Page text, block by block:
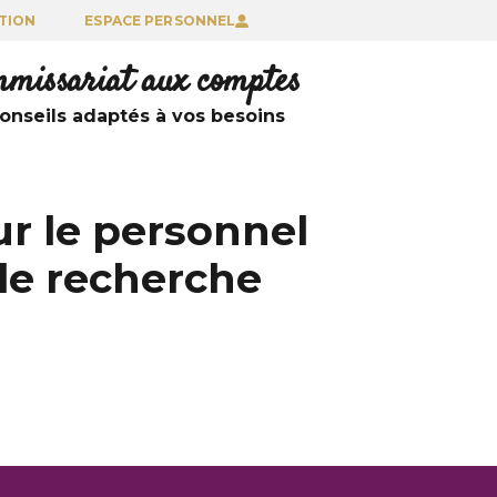
ESPACE PERSONNEL
aux comptes
adaptés à vos besoins
le personnel
recherche